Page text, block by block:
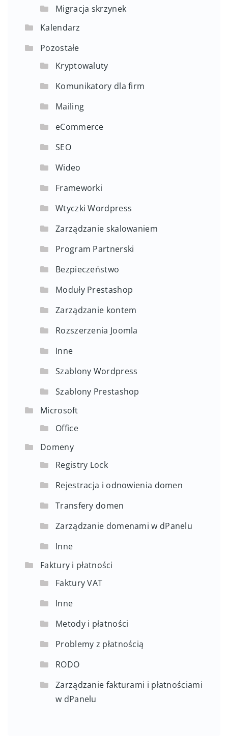
Migracja skrzynek
Kalendarz
Pozostałe
Kryptowaluty
Komunikatory dla firm
Mailing
eCommerce
SEO
Wideo
Frameworki
Wtyczki Wordpress
Zarządzanie skalowaniem
Program Partnerski
Bezpieczeństwo
Moduły Prestashop
Zarządzanie kontem
Rozszerzenia Joomla
Inne
Szablony Wordpress
Szablony Prestashop
Microsoft
Office
Domeny
Registry Lock
Rejestracja i odnowienia domen
Transfery domen
Zarządzanie domenami w dPanelu
Inne
Faktury i płatności
Faktury VAT
Inne
Metody i płatności
Problemy z płatnością
RODO
Zarządzanie fakturami i płatnościami
w dPanelu